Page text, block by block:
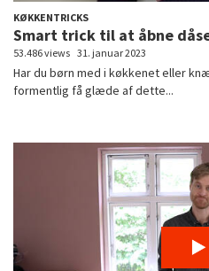
KØKKENTRICKS
Smart trick til at åbne
53.486 views 31. januar 2023
Har du børn med i køkkenet eller
formentlig få glæde af dette...